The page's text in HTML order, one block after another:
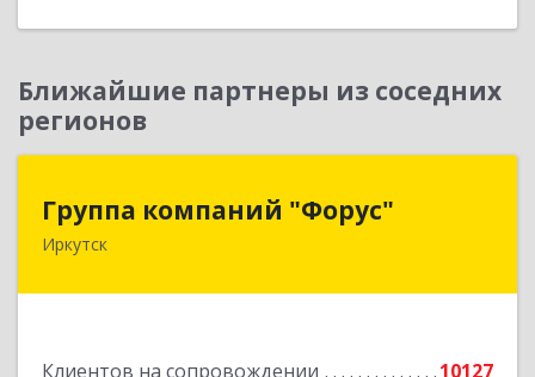
Ближайшие партнеры из соседних
регионов
Группа компаний "Форус"
Иркутск
Клиентов на сопровождении 10127
Группа компаний "Форус"
664007, Иркутская обл, Иркутск г, Ямская ул,